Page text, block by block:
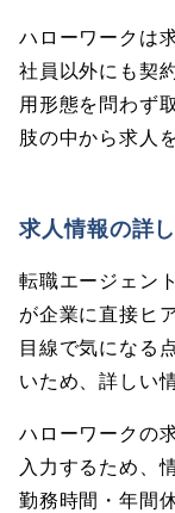
ハローワークは
社員以外にも契
用形態を問わず
肢の中から求人
求人情報の詳
転職エージェン
が企業に直接ヒ
目線で気になる
いため、詳しい
ハローワークの
入力するため、
勤務時間・年間